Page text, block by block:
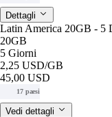
Dettagli
Latin America 20GB - 5
20GB
5 Giorni
2,25 USD/GB
45,00 USD
17 paesi
Vedi dettagli